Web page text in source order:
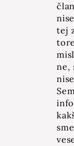
tej
ne,